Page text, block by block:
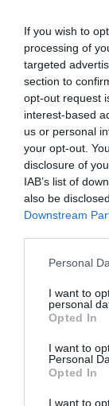
If you wish to
processing of
targeted
section to
opt-out request
interest-based
us or personal
your opt-out.
disclosure of
IAB’s list of
also be
Downstream
Please note
not limited to
grant or deny
use your data
consent section.
Personal
I want to
personal
Opted In
I want to
Personal
Opted In
I want to
ΠΟΛΙΤΙΚΗ
ανθεκτική